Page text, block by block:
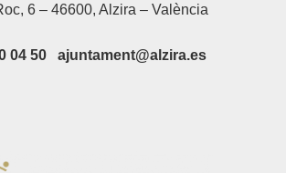
6 – 46600, Alzira – València
04 50 ajuntament@alzira.es